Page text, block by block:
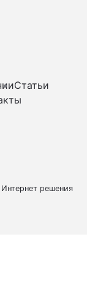
Статьи
Интернет решения